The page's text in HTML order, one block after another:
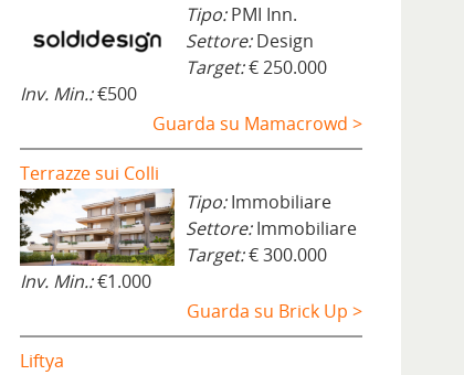
Tipo:PMI Inn.
Settore:Design
Target:€ 250.000
Inv. Min.:€500
Guarda su Mamacrowd >
Terrazze sui Colli
Tipo:Immobiliare
Settore:Immobiliare
Target:€ 300.000
Inv. Min.:€1.000
Guarda su Brick Up >
Liftya